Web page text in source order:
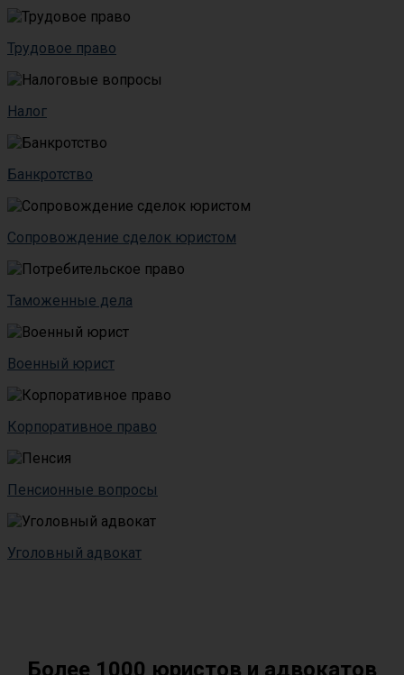
Трудовое право
Налог
Банкротство
Сопровождение сделок юристом
Таможенные дела
Военный юрист
Корпоративное право
Пенсионные вопросы
Уголовный адвокат
Более 1000 юристов и адвокатов